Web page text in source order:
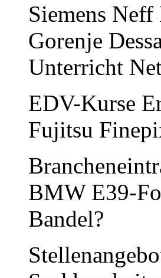
Siemens
Gorenje
Unterricht
EDV-Kurse
Fujitsu
BMW E39-
Bandel?